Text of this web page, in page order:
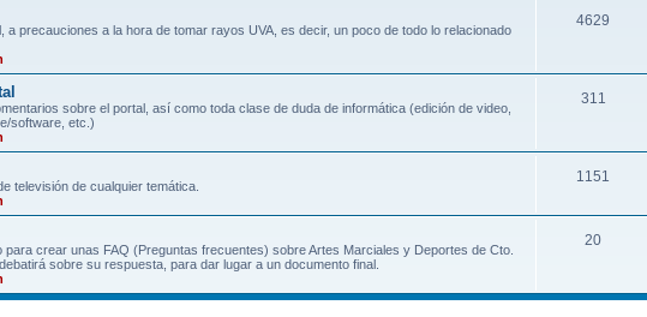
a precauciones a la hora de tomar rayos UVA, es decir, un poco de todo lo relacionado
4629
sobre el portal, así como toda clase de duda de informática (edición de video,
software, etc.)
311
televisión de cualquier temática.
1151
crear unas FAQ (Preguntas frecuentes) sobre Artes Marciales y Deportes de Cto.
sobre su respuesta, para dar lugar a un documento final.
20